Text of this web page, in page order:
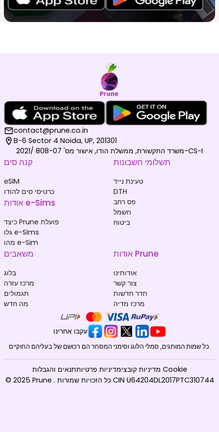
contact@prune.co.in
B-6 Sector 4 Noida, UP, 201301
משרד התקשורת, ממשלת הודו, אישור מס' 808-07 /2021-CS-I
קנה סים
eSIM
כרטיסי סים להודו
אודות e-Sims
כיצד Prune פועלת
גלו e-Sims
מהו e-Sim
תשלומי חשבונות
טעינת נייד
DTH
פס רחב
חשמל
ביטוח
משאבים
בלוג
מרכז עזרה
תגמולים
מה חדש
אודות Prune
אודותינו
צור קשר
חדר חדשות
מרכז מדיה
עקבו אחרינו
כל שמות המותגים, סמלי הלוגו וסימני המסחר הם רכושם של בעליהם החוקיים.
© 2025 Prune . כל הזכויות שמורות CIN U64204DL2017PTC310744
תנאים והגבלותמדיניות פרטיות מדיניות קובצי Cookie